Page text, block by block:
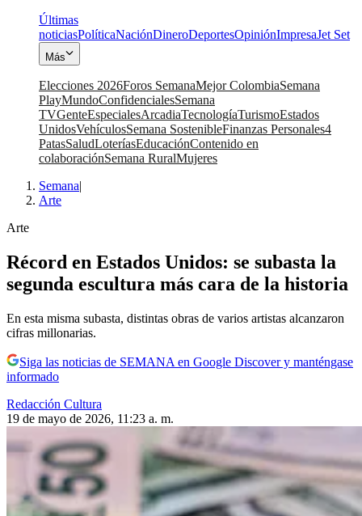
Últimas
noticiasPolíticaNaciónDineroDeportesOpiniónImpresaJet Set
Más
Elecciones 2026Foros SemanaMejor ColombiaSemana
PlayMundoConfidencialesSemana
TVGenteEspecialesArcadiaTecnologíaTurismoEstados
UnidosVehículosSemana SostenibleFinanzas Personales4
PatasSaludLoteríasEducaciónContenido en
colaboraciónSemana RuralMujeres
Semana|
Arte
Arte
Récord en Estados Unidos: se subasta la
segunda escultura más cara de la historia
En esta misma subasta, distintas obras de varios artistas alcanzaron
cifras millonarias.
Siga las noticias de SEMANA en Google Discover y manténgase
informado
Redacción Cultura
19 de mayo de 2026, 11:23 a. m.